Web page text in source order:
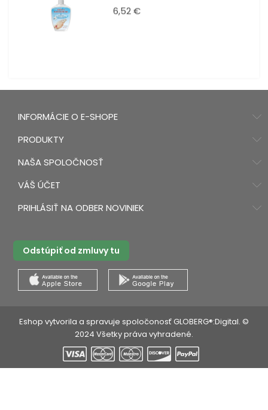
6,52 €Cena
INFORMÁCIE O E-SHOPE
PRODUKTY
NAŠA SPOLOČNOSŤ
VÁŠ ÚČET
PRIHLÁSIŤ NA ODBER NOVINIEK
Odstúpiť od zmluvy tu
Eshop vytvorila a spravuje spoločonosť GLOBERG®:Digital. ©
2024 Všetky práva vyhradené.